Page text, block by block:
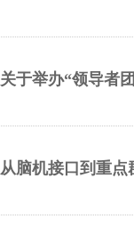
关于举办“领导者
从脑机接口到重